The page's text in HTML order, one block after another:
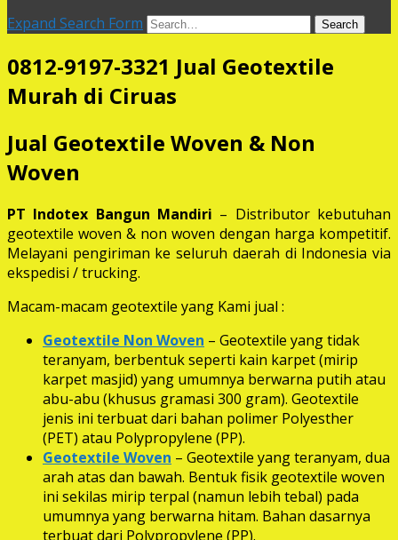
Expand Search Form
Search
0812-9197-3321 Jual Geotextile
Murah di Ciruas
Jual Geotextile Woven & Non
Woven
PT Indotex Bangun Mandiri – Distributor kebutuhan
geotextile woven & non woven dengan harga kompetitif.
Melayani pengiriman ke seluruh daerah di Indonesia via
ekspedisi / trucking.
Macam-macam geotextile yang Kami jual :
Geotextile Non Woven – Geotextile yang tidak
teranyam, berbentuk seperti kain karpet (mirip
karpet masjid) yang umumnya berwarna putih atau
abu-abu (khusus gramasi 300 gram). Geotextile
jenis ini terbuat dari bahan polimer Polyesther
(PET) atau Polypropylene (PP).
Geotextile Woven – Geotextile yang teranyam, dua
arah atas dan bawah. Bentuk fisik geotextile woven
ini sekilas mirip terpal (namun lebih tebal) pada
umumnya yang berwarna hitam. Bahan dasarnya
terbuat dari Polypropylene (PP).